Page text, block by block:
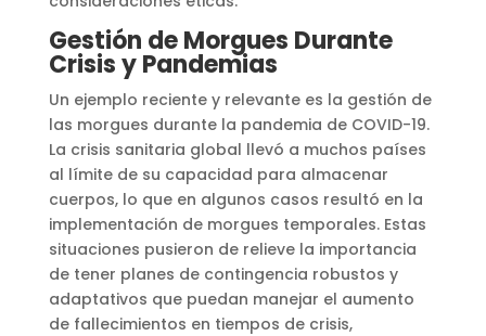
Gestión de Morgues Durante
Crisis y Pandemias
Un ejemplo reciente y relevante es la gestión de
las morgues durante la pandemia de COVID-19.
La crisis sanitaria global llevó a muchos países
al límite de su capacidad para almacenar
cuerpos, lo que en algunos casos resultó en la
implementación de morgues temporales. Estas
situaciones pusieron de relieve la importancia
de tener planes de contingencia robustos y
adaptativos que puedan manejar el aumento
de fallecimientos en tiempos de crisis,